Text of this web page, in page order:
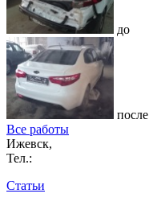
до
после
Все работы
Ижевск,
Тел.:
Статьи